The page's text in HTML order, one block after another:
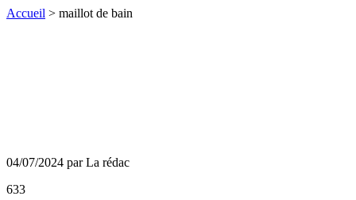
Accueil > maillot de bain
04/07/2024 par La rédac
633